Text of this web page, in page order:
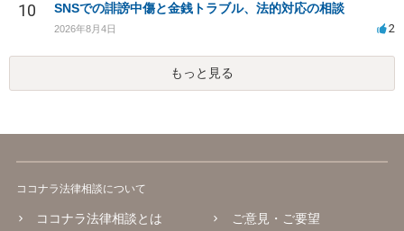
10 SNSでの誹謗中傷と金銭トラブル、法的対応の相談
2026年8月4日 2
もっと見る
ココナラ法律相談について
ココナラ法律相談とは ご意見・ご要望